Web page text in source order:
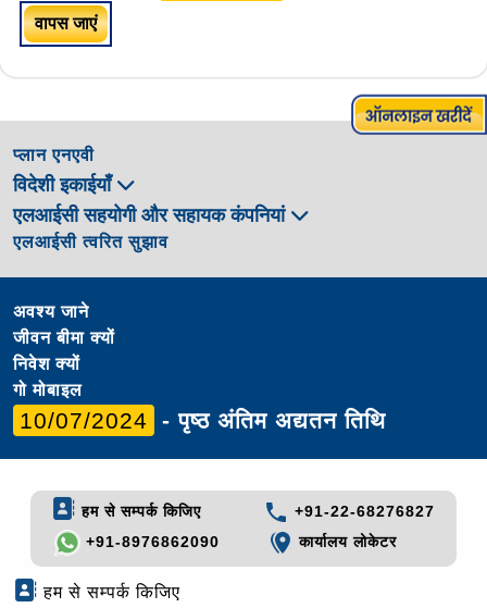
वापस जाएं
प्लान एनएवी
विदेशी इकाईयाँ
एलआईसी सहयोगी और सहायक कंपनियां
एलआईसी त्वरित सुझाव
अवश्य जाने
जीवन बीमा क्यों
निवेश क्यों
गो मोबाइल
10/07/2024 - पृष्ठ अंतिम अद्यतन तिथि
हम से सम्पर्क किजिए
+91-22-68276827
+91-8976862090
कार्यालय लोकेटर
हम से सम्पर्क किजिए